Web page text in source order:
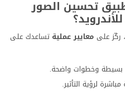
تحسين الصور
ركّز على معايير عملية تساعدك على
بسيطة وخطوات واضحة.
لرؤية التأثير.